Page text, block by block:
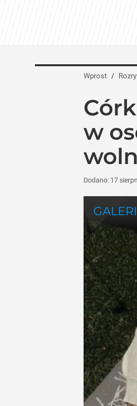
Wprost /
w
Dodano: 17